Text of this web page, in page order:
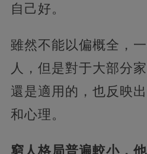
自己好。
雖然不能以偏概全，
人，但是對于大部分
還是適用的，也反映
和心理。
窮人格局普遍較小，